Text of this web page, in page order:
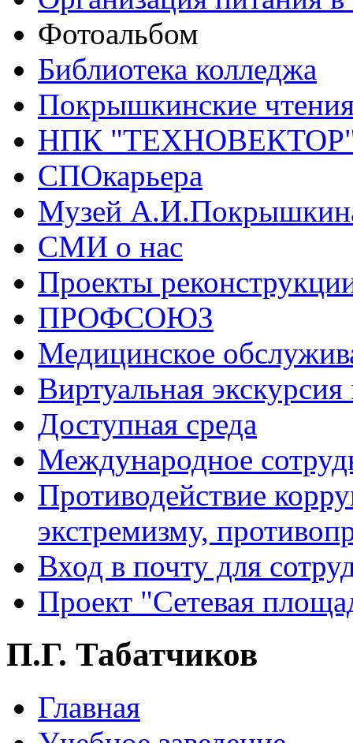
Фотоальбом
Библиотека колледжа
Покрышкинские
НПК
СПОкарьера
Музей
СМИ о нас
Проекты
ПРОФСОЮЗ
Медицинское
Виртуальная
Доступная среда
Международное
Противодействие
экстремизму,
Вход в почту для
Проект "Сетевая
П.Г. Табатчиков
Главная